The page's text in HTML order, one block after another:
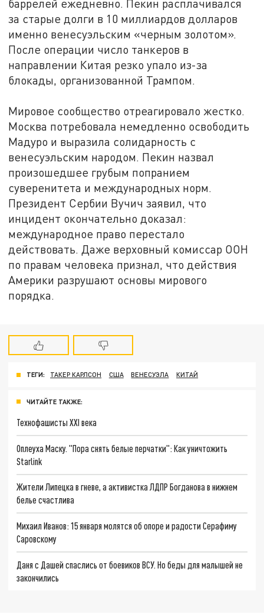
баррелей ежедневно. Пекин расплачивался
за старые долги в 10 миллиардов долларов
именно венесуэльским «черным золотом».
После операции число танкеров в
направлении Китая резко упало из-за
блокады, организованной Трампом.
Мировое сообщество отреагировало жестко.
Москва потребовала немедленно освободить
Мадуро и выразила солидарность с
венесуэльским народом. Пекин назвал
произошедшее грубым попранием
суверенитета и международных норм.
Президент Сербии Вучич заявил, что
инцидент окончательно доказал:
международное право перестало
действовать. Даже верховный комиссар ООН
по правам человека признал, что действия
Америки разрушают основы мирового
порядка.
ТЕГИ: ТАКЕР КАРЛСОН США ВЕНЕСУЭЛА КИТАЙ
ЧИТАЙТЕ ТАКЖЕ:
Технофашисты XXI века
Оплеуха Маску. "Пора снять белые перчатки": Как уничтожить
Starlink
Жители Липецка в гневе, а активистка ЛДПР Богданова в нижнем
белье счастлива
Михаил Иванов: 15 января молятся об опоре и радости Серафиму
Саровскому
Даня с Дашей спаслись от боевиков ВСУ. Но беды для малышей не
закончились